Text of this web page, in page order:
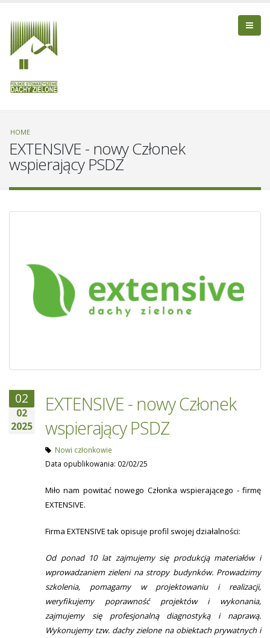
HOME
EXTENSIVE - nowy Członek
wspierający PSDZ
02
02
2025
EXTENSIVE - nowy Członek
wspierający PSDZ
Nowi członkowie
Data opublikowania: 02/02/25
Miło nam powitać nowego Członka wspierającego - firmę
EXTENSIVE.
Firma EXTENSIVE tak opisuje profil swojej działalności:
Od ponad 10 lat zajmujemy się produkcją materiałów i
wprowadzaniem zieleni na stropy budynków. Prowadzimy
szkolenia, pomagamy w projektowaniu i realizacji,
weryfikujemy poprawność projektów i wykonania,
zajmujemy się profesjonalną diagnostyką i naprawą.
Wykonujemy tzw. dachy zielone na obiektach prywatnych i